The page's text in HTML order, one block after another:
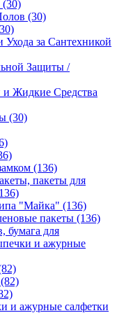
(30)
(30)
Ухода за Сантехникой
Защиты /
Жидкие Средства
(30)
(136)
пакеты для
"Майка" (136)
пакеты (136)
бумага для
и ажурные
и ажурные салфетки